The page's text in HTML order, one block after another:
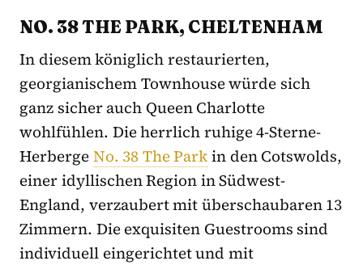
NO. 38 THE PARK, CHELTENHAM
In diesem königlich restaurierten,
georgianischem Townhouse würde sich
ganz sicher auch Queen Charlotte
wohlfühlen. Die herrlich ruhige 4-Sterne-
HerbergeNo. 38 The Parkin den Cotswolds,
einer idyllischen Region in Südwest-
England, verzaubert mit überschaubaren 13
Zimmern. Die exquisiten Guestrooms sind
individuell eingerichtet und mit